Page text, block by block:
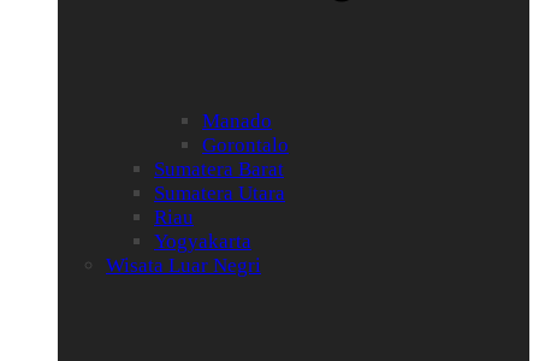
Manado
Gorontalo
Sumatera Barat
Sumatera Utara
Riau
Yogyakarta
Wisata Luar Negri